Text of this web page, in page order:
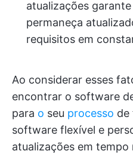
atualizações
permaneça
requisitos em
Ao considerar esses
encontrar o software
para o seu processo de
software flexível e
atualizações em tempo